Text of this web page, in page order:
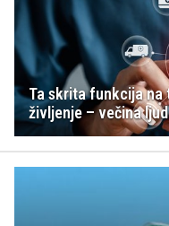
Ta skrita funkcija na
življenje – večina